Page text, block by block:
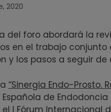
2020
del foro abordará la
en el trabajo
y los pasos a seguir
“Sinergia Endo-Prosto.
de
el I Fórum Internacional